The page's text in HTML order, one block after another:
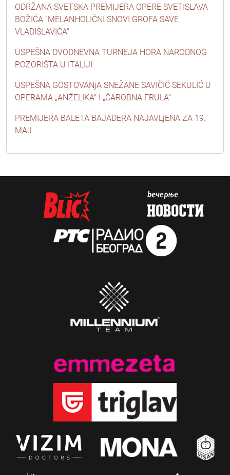
ODRŽANA SVETSKA PREMIJERA OPERE SVETISLAVA
BOŽIĆA “MELANHOLIČNI SNOVI GROFA SAVE
VLADISLAVIĆA”
USPEŠNA DVODNEVNA TURNEJA HORA NARODNOG
POZORIŠTA U ITALIJI
USPEŠNA GOSTOVANjA SNEŽANE SAVIČIĆ SEKULIĆ U
OPERAMA „ANŽELIKA“ I „ČAROBNA FRULA“
PREMIJERA BALETA BAJADERA NAJAVLjENA ZA 19.
MAJ